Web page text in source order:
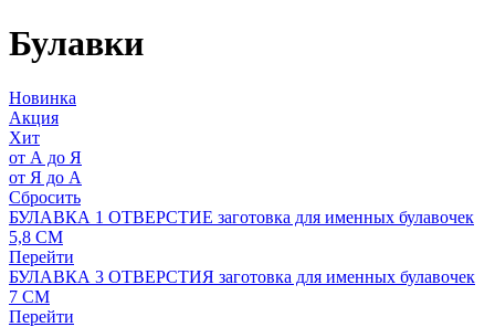
Булавки
Новинка
Акция
Хит
от А до Я
от Я до А
Сбросить
БУЛАВКА 1 ОТВЕРСТИЕ заготовка для именных булавочек
5,8 СМ
Перейти
БУЛАВКА 3 ОТВЕРСТИЯ заготовка для именных булавочек
7 СМ
Перейти